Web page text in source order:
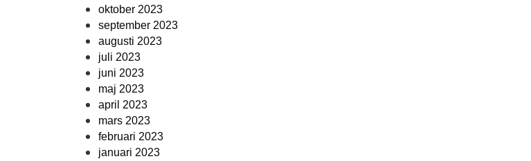
oktober 2023
september 2023
augusti 2023
juli 2023
juni 2023
maj 2023
april 2023
mars 2023
februari 2023
januari 2023